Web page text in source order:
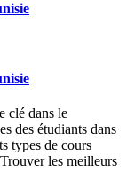
clé dans le
des étudiants dans
types de cours
les meilleurs